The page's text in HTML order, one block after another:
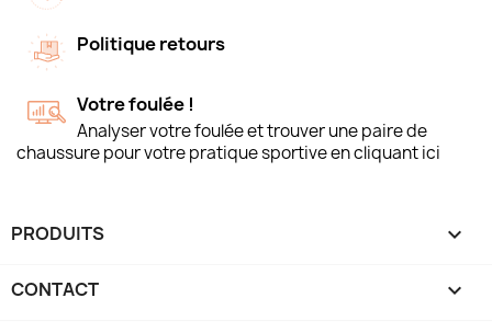
Politique retours
Votre foulée !
Analyser votre foulée et trouver une paire de
chaussure pour votre pratique sportive en cliquant ici
PRODUITS 
CONTACT 